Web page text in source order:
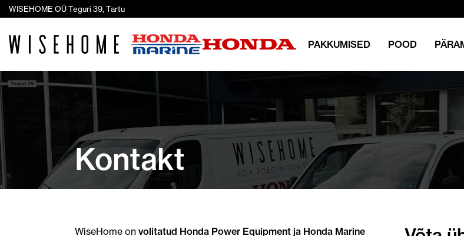
WISEHOME OÜ Teguri 39, Tartu
PAKKUMISED POOD
Kontakt
WiseHome on volitatud Honda Power Equipment ja Honda Marine